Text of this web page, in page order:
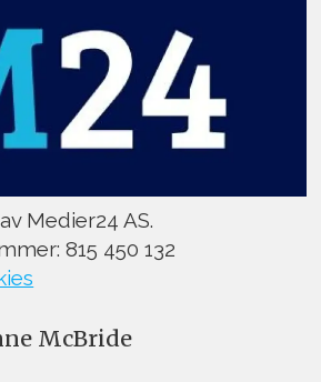
Medier24 AS.
815 450 132
McBride